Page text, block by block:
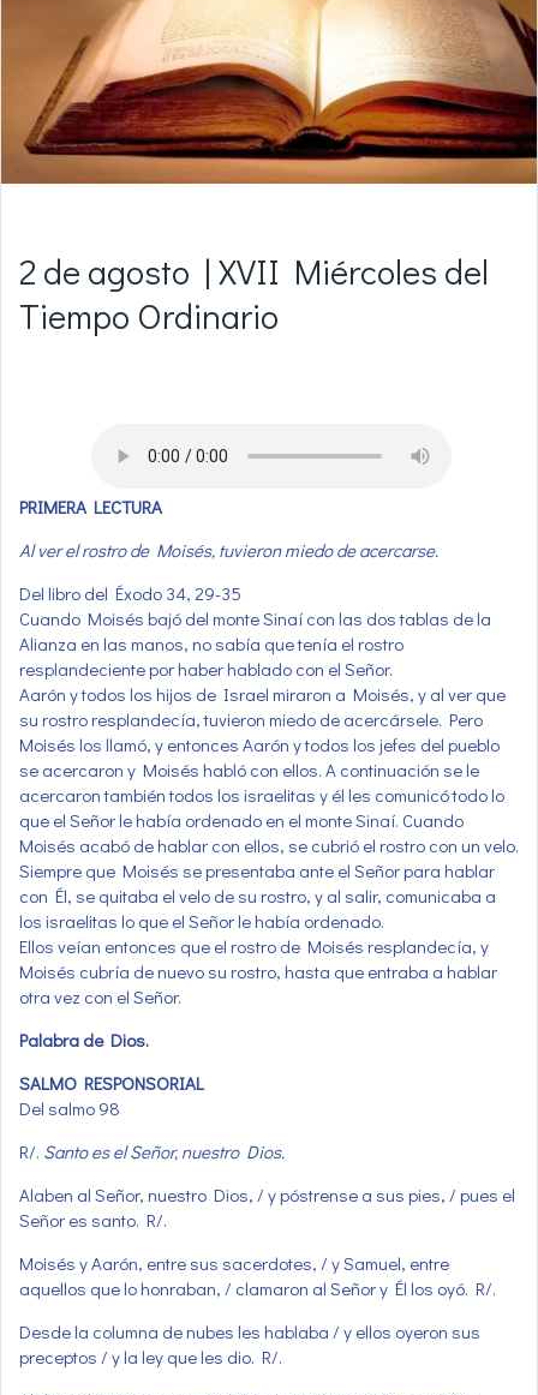
2 de agosto | XVII Miércoles del
Tiempo Ordinario
PRIMERA LECTURA
Al ver el rostro de Moisés, tuvieron miedo de acercarse.
Del libro del Éxodo 34, 29-35
Cuando Moisés bajó del monte Sinaí con las dos tablas de la
Alianza en las manos, no sabía que tenía el rostro
resplandeciente por haber hablado con el Señor.
Aarón y todos los hijos de Israel miraron a Moisés, y al ver que
su rostro resplandecía, tuvieron miedo de acercársele. Pero
Moisés los llamó, y entonces Aarón y todos los jefes del pueblo
se acercaron y Moisés habló con ellos. A continuación se le
acercaron también todos los israelitas y él les comunicó todo lo
que el Señor le había ordenado en el monte Sinaí. Cuando
Moisés acabó de hablar con ellos, se cubrió el rostro con un velo.
Siempre que Moisés se presentaba ante el Señor para hablar
con Él, se quitaba el velo de su rostro, y al salir, comunicaba a
los israelitas lo que el Señor le había ordenado.
Ellos veían entonces que el rostro de Moisés resplandecía, y
Moisés cubría de nuevo su rostro, hasta que entraba a hablar
otra vez con el Señor.
Palabra de Dios.
SALMO RESPONSORIAL
Del salmo 98
R/. Santo es el Señor, nuestro Dios.
Alaben al Señor, nuestro Dios, / y póstrense a sus pies, / pues el
Señor es santo. R/.
Moisés y Aarón, entre sus sacerdotes, / y Samuel, entre
aquellos que lo honraban, / clamaron al Señor y Él los oyó. R/.
Desde la columna de nubes les hablaba / y ellos oyeron sus
preceptos / y la ley que les dio. R/.